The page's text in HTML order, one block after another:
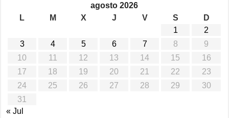
agosto 2026
L
M X J V S
D
1
2
3
4 5 6 7 8
9
10
11 12 13 14 15
16
17
18 19 20 21 22
23
24
25 26 27 28 29
30
31
« Jul